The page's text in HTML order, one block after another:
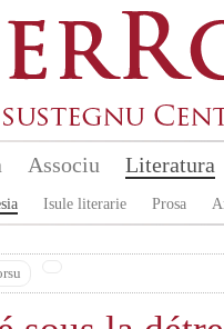
Associu Literatura
Isule literarie Prosa